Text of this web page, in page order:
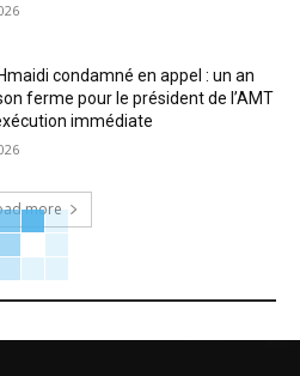
condamné en appel : un an
ferme pour le président de l’AMT
immédiate
more